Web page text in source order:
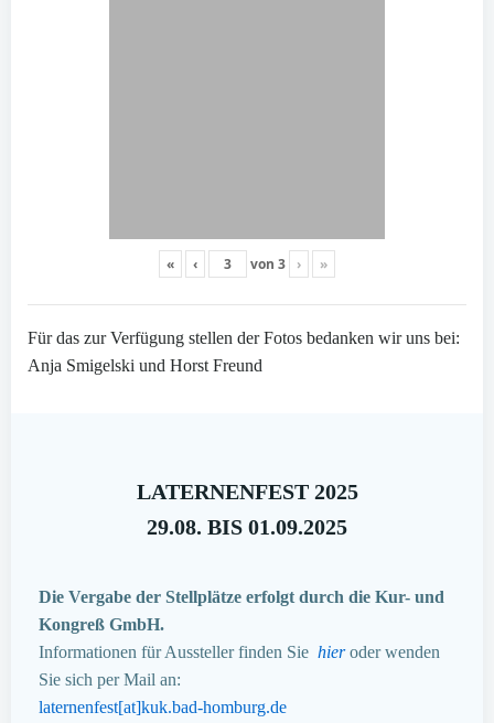
« ‹ von 3 › »
Für das zur Verfügung stellen der Fotos bedanken wir uns bei:
Anja Smigelski und Horst Freund
LATERNENFEST 2025
29.08. BIS 01.09.2025
Die Vergabe der Stellplätze erfolgt durch die Kur- und
Kongreß GmbH.
Informationen für Aussteller finden Sie hieroder wenden
Sie sich per Mail an:
laternenfest[at]kuk.bad-homburg.de